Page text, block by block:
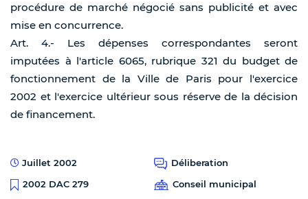
procédure de marché négocié sans publicité et avec
mise en concurrence.
Art. 4.- Les dépenses correspondantes seront
imputées à l'article 6065, rubrique 321 du budget de
fonctionnement de la Ville de Paris pour l'exercice
2002 et l'exercice ultérieur sous réserve de la décision
de financement.
Juillet 2002
Déliberation
2002 DAC 279
Conseil municipal